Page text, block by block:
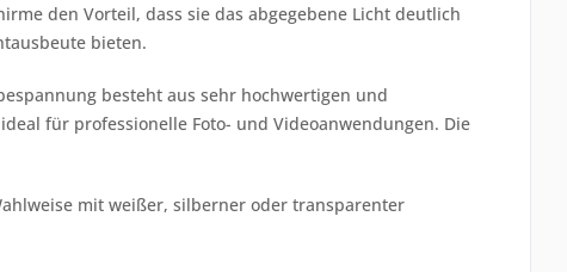
den Vorteil, dass sie das abgegebene Licht deutlich
bieten.
besteht aus sehr hochwertigen und
für professionelle Foto- und Videoanwendungen. Die
mit weißer, silberner oder transparenter